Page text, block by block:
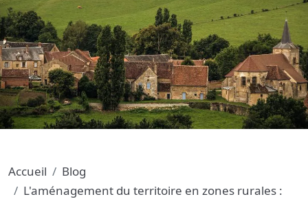
Accueil
Blog
L'aménagement du territoire en zones rurales :